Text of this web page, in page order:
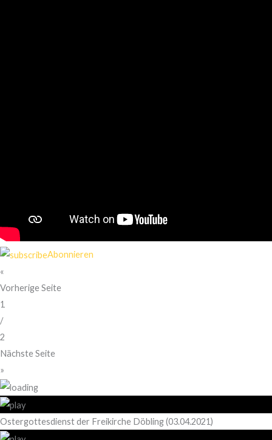
Abonnieren
«
Vorherige Seite
1
/
2
Nächste Seite
»
Ostergottesdienst der Freikirche Döbling (03.04.2021)